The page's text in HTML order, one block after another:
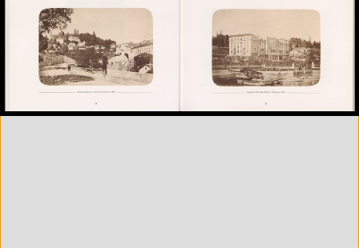
Musée historique, Lausanne, 16
janvier au 1er juin 1998
Catégorie
Monographie
Type de
Broché
Information
Noir & Blanc
Nombre de
120 pages